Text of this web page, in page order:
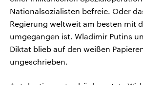
Nationalsozialisten befreie. Oder
Regierung weltweit am besten mit
umgegangen ist. Wladimir Putins
Diktat blieb auf den weißen
ungeschrieben.